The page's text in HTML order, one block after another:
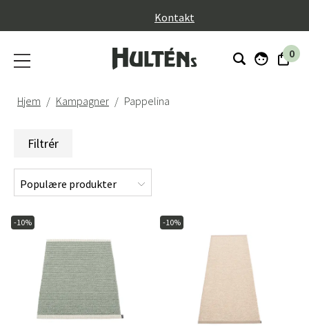
Kontakt
0
Hjem Kampagner Pappelina
Filtrér
-10% -10%